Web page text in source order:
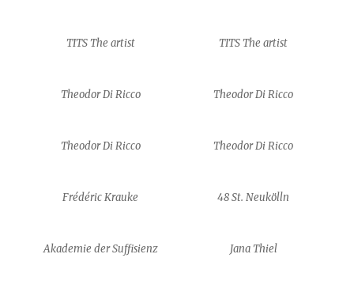
TITS The artist TITS The artist
Theodor Di Ricco Theodor Di Ricco
Theodor Di Ricco Theodor Di Ricco
Frédéric Krauke 48 St. Neukölln
Akademie der Suffisienz Jana Thiel